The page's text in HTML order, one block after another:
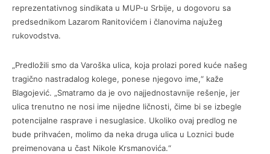
reprezentativnog sindikata u MUP-u Srbije, u dogovoru sa
predsednikom Lazarom Ranitovićem i članovima najužeg
rukovodstva.
„Predložili smo da Varoška ulica, koja prolazi pored kuće našeg
tragično nastradalog kolege, ponese njegovo ime,“ kaže
Blagojević. „Smatramo da je ovo najjednostavnije rešenje, jer
ulica trenutno ne nosi ime nijedne ličnosti, čime bi se izbegle
potencijalne rasprave i nesuglasice. Ukoliko ovaj predlog ne
bude prihvaćen, molimo da neka druga ulica u Loznici bude
preimenovana u čast Nikole Krsmanovića.“